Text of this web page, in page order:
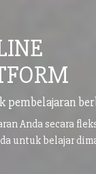
pembelajaran
Anda secara
untuk belajar